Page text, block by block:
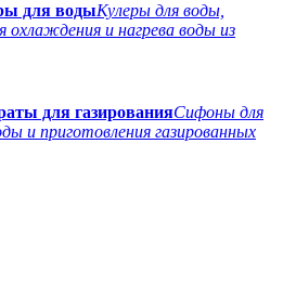
для водыКулеры для воды,
охлаждения и нагрева воды из
для газированияСифоны для
и приготовления газированных